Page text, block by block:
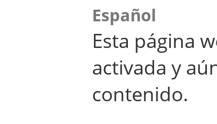
Español
Esta página
activada y
contenido.